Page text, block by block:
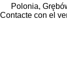
Polonia,
Contacte con el